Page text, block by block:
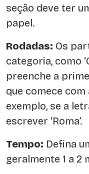
seção deve ter
papel.
Rodadas: Os
categoria, como
preenche a
que comece
exemplo, se a
escrever ‘Roma’.
Tempo: Defina
geralmente 1 a 2